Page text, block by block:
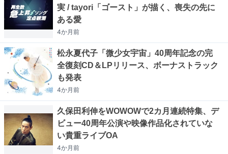
実 / tayori「ゴースト」が描く、喪失の先に
ある愛
4か月前
松永夏代子「微少女宇宙」40周年記念の完
全復刻CD＆LPリリース、ボーナストラック
も発表
4か月前
久保田利伸をWOWOWで2カ月連続特集、デ
ビュー40周年公演や映像作品化されていな
い貴重ライブOA
4か月前